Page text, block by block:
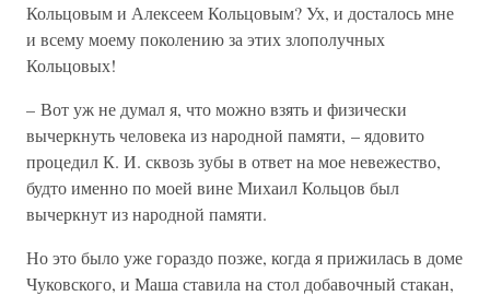
Кольцовым и Алексеем Кольцовым? Ух, и досталось мне
и всему моему поколению за этих злополучных
Кольцовых!
– Вот уж не думал я, что можно взять и физически
вычеркнуть человека из народной памяти, – ядовито
процедил К. И. сквозь зубы в ответ на мое невежество,
будто именно по моей вине Михаил Кольцов был
вычеркнут из народной памяти.
Но это было уже гораздо позже, когда я прижилась в доме
Чуковского, и Маша ставила на стол добавочный стакан,